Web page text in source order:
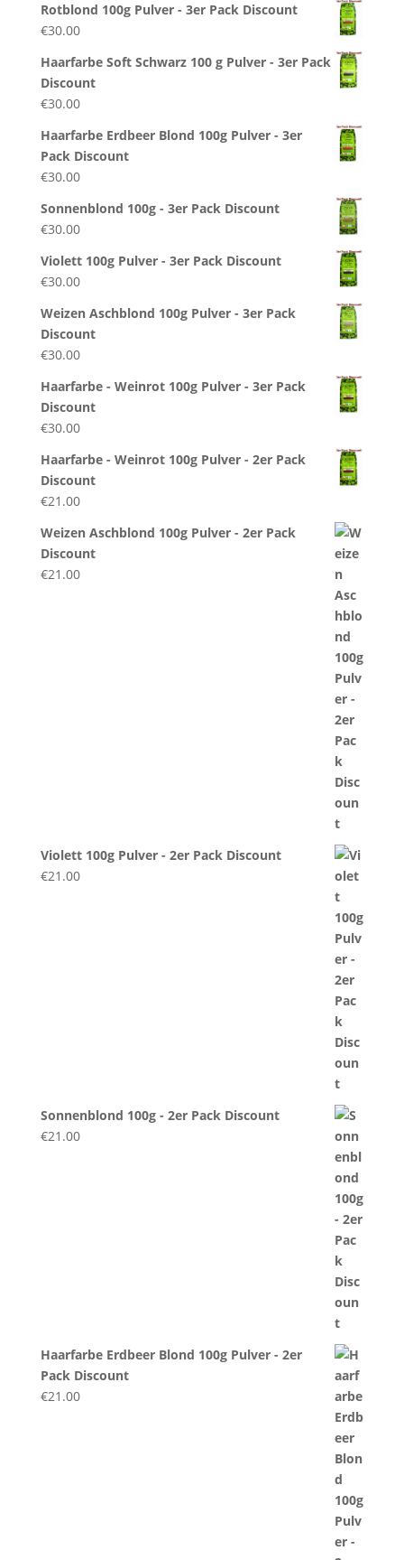
Rotblond 100g Pulver - 3er Pack Discount
€30.00
Haarfarbe Soft Schwarz 100 g Pulver - 3er Pack
Discount
€30.00
Haarfarbe Erdbeer Blond 100g Pulver - 3er
Pack Discount
€30.00
Sonnenblond 100g - 3er Pack Discount
€30.00
Violett 100g Pulver - 3er Pack Discount
€30.00
Weizen Aschblond 100g Pulver - 3er Pack
Discount
€30.00
Haarfarbe - Weinrot 100g Pulver - 3er Pack
Discount
€30.00
Haarfarbe - Weinrot 100g Pulver - 2er Pack
Discount
€21.00
Weizen Aschblond 100g Pulver - 2er Pack
Discount
€21.00
Violett 100g Pulver - 2er Pack Discount
€21.00
Sonnenblond 100g - 2er Pack Discount
€21.00
Haarfarbe Erdbeer Blond 100g Pulver - 2er
Pack Discount
€21.00